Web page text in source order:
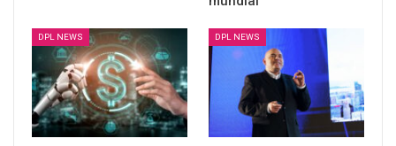
DPL NEWS DPL NEWS